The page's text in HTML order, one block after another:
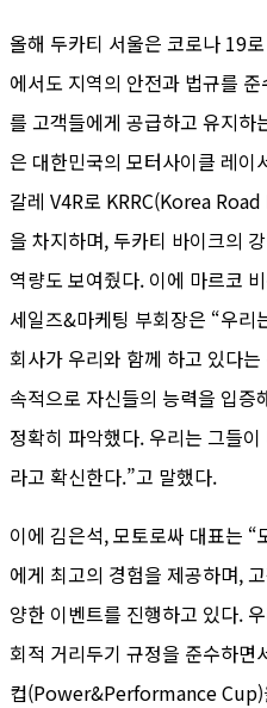
올해 두카티 서울은 코로나 19
에서도 지역의 안전과 법규를
를 고객들에게 공급하고 유지하
은 대한민국의 모터사이클 레이
갈레 V4R로 KRRC(Korea
을 차지하며, 두카티 바이크의
역량도 보여줬다. 이에 마르코
세일즈&마케팅 부회장은 “우리
회사가 우리와 함께 하고 있다
속적으로 자신들의 능력을 입증
정확히 파악했다. 우리는 그들
라고 확신한다.”고 말했다.
이에 김은석, 모토로싸 대표는
에게 최고의 경험을 제공하며,
양한 이벤트를 진행하고 있다.
회적 거리두기 규정을 준수하
컵(Power&Performance Cup)